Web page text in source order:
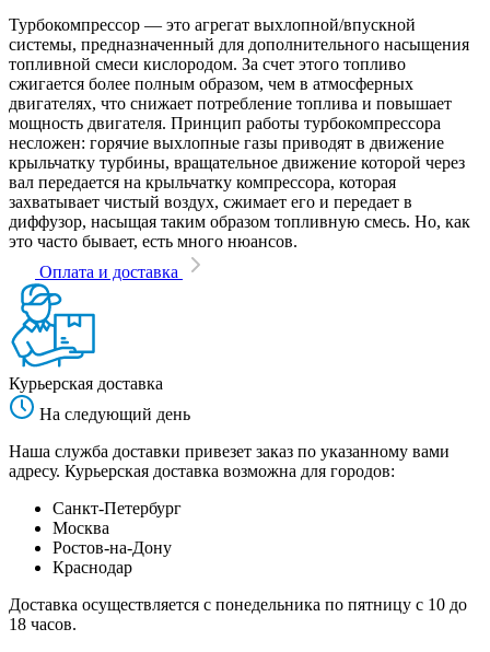
Турбокомпрессор — это агрегат выхлопной/впускной
системы, предназначенный для дополнительного насыщения
топливной смеси кислородом. За счет этого топливо
сжигается более полным образом, чем в атмосферных
двигателях, что снижает потребление топлива и повышает
мощность двигателя. Принцип работы турбокомпрессора
несложен: горячие выхлопные газы приводят в движение
крыльчатку турбины, вращательное движение которой через
вал передается на крыльчатку компрессора, которая
захватывает чистый воздух, сжимает его и передает в
диффузор, насыщая таким образом топливную смесь. Но, как
это часто бывает, есть много нюансов.
Оплата и доставка
Курьерская доставка
На следующий день
Наша служба доставки привезет заказ по указанному вами
адресу. Курьерская доставка возможна для городов:
Санкт-Петербург
Москва
Ростов-на-Дону
Краснодар
Доставка осуществляется с понедельника по пятницу с 10 до
18 часов.